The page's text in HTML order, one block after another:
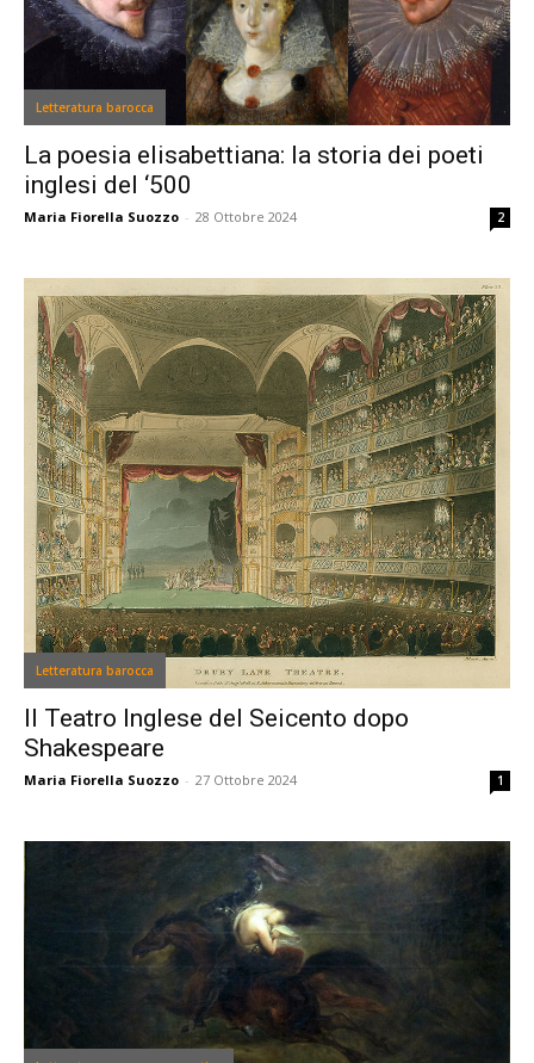
Letteratura barocca
La poesia elisabettiana: la storia dei poeti
inglesi del ‘500
Maria Fiorella Suozzo - 28 Ottobre 2024 2
Letteratura barocca
Il Teatro Inglese del Seicento dopo
Shakespeare
Maria Fiorella Suozzo - 27 Ottobre 2024 1